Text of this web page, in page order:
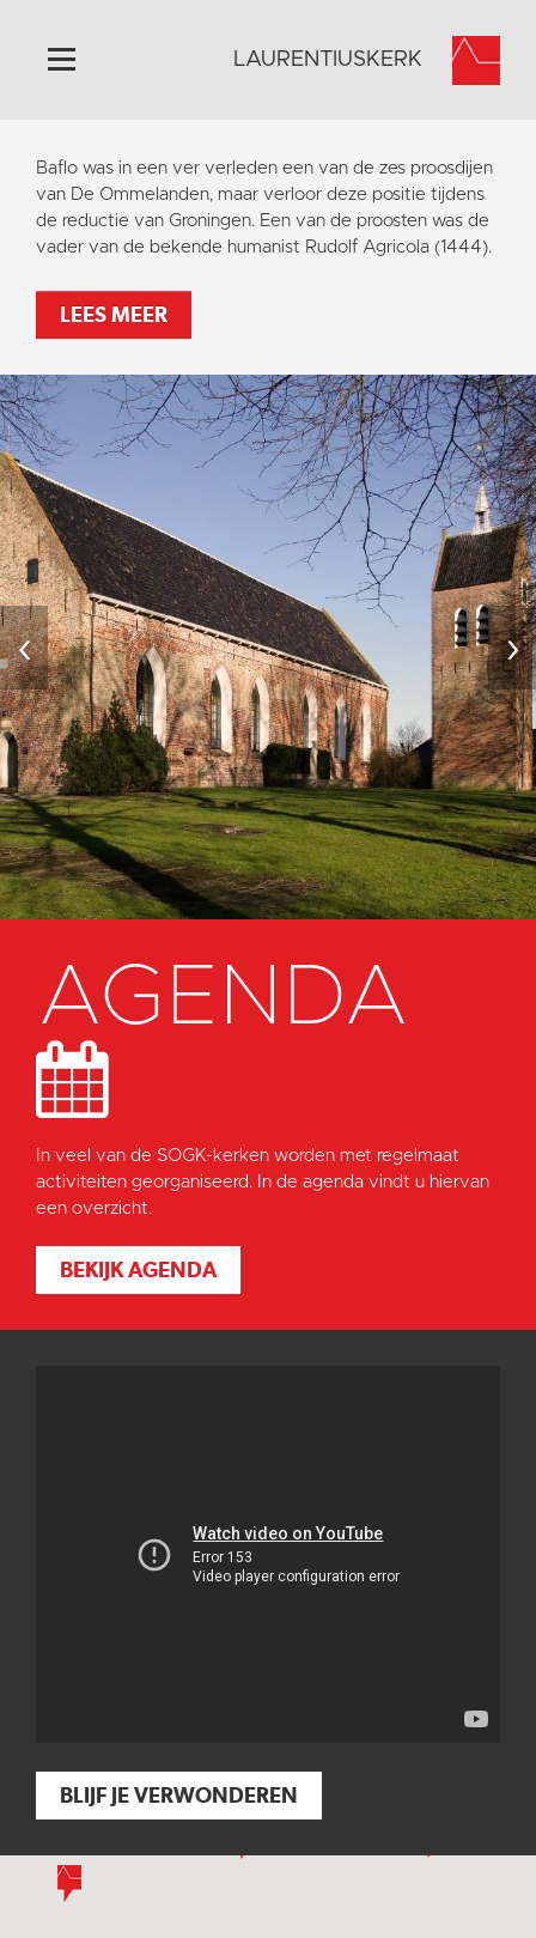
Home
Algemeen
Historie
Activiteiten
Contact
Vaktaal
LAURENTIUSKERK
Baflo was in een ver verleden een van de zes proosdijen
van De Ommelanden, maar verloor deze positie tijdens
de reductie van Groningen. Een van de proosten was de
vader van de bekende humanist Rudolf Agricola (1444).
LEES MEER
‹ ›
AGENDA
In veel van de SOGK-kerken worden met regelmaat
activiteiten georganiseerd. In de agenda vindt u hiervan
een overzicht.
BEKIJK AGENDA
BLIJF JE VERWONDEREN